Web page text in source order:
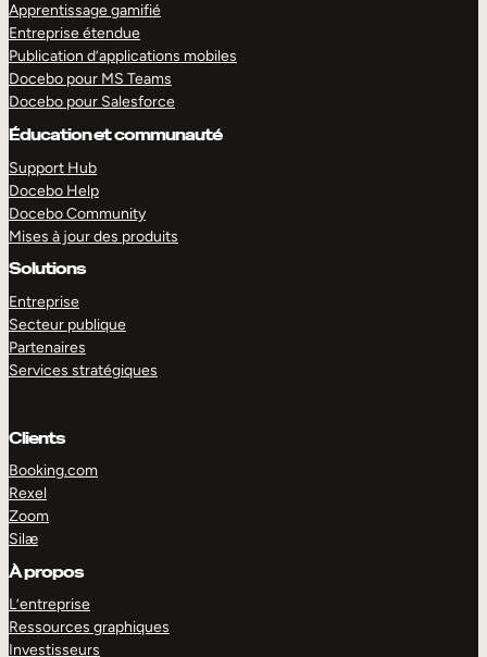
Apprentissage gamifié
Entreprise étendue
Publication d’applications mobiles
Docebo pour MS Teams
Docebo pour Salesforce
Éducation et communauté
Support Hub
Docebo Help
Docebo Community
Mises à jour des produits
Solutions
Entreprise
Secteur publique
Partenaires
Services stratégiques
Clients
Booking.com
Rexel
Zoom
Silæ
À propos
L’entreprise
Ressources graphiques
Investisseurs